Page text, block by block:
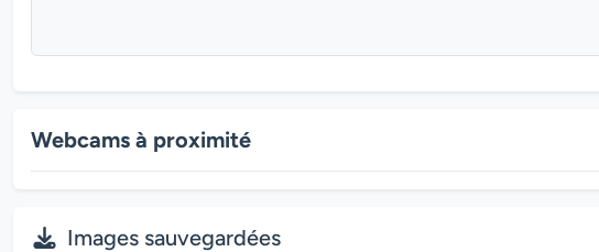
Webcams à proximité
Images sauvegardées